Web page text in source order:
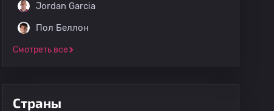
Jordan Garcia
Пол Беллон
Смотреть все
Страны